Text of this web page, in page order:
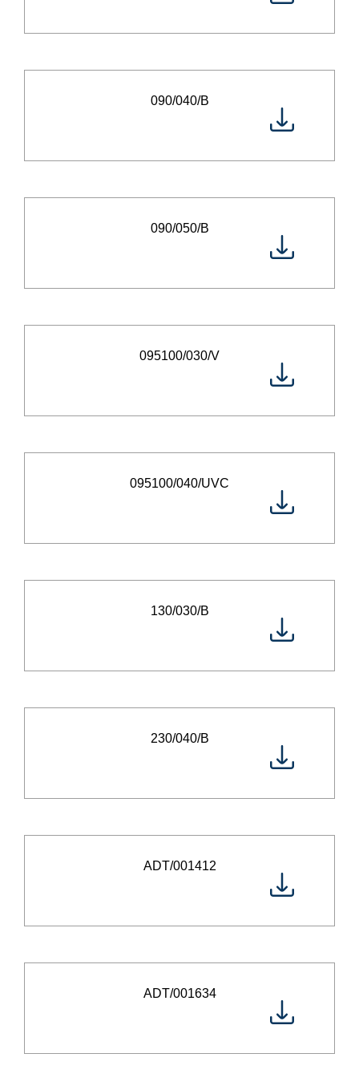
090/040/B
090/050/B
095100/030/V
095100/040/UVC
130/030/B
230/040/B
ADT/001412
ADT/001634